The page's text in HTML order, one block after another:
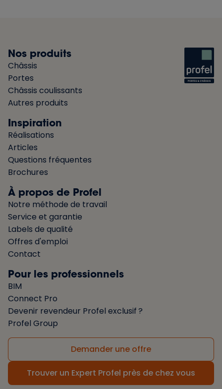
Nos produits
Châssis
Portes
Châssis coulissants
Autres produits
Inspiration
Réalisations
Articles
Questions fréquentes
Brochures
À propos de Profel
Notre méthode de travail
Service et garantie
Labels de qualité
Offres d'emploi
Contact
Pour les professionnels
BIM
Connect Pro
Devenir revendeur Profel exclusif ?
Profel Group
Demander une offre
Trouver un Expert Profel près de chez vous